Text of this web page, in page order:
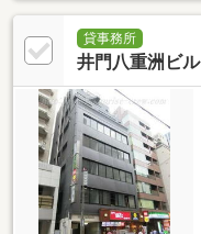
貸事務所
井門八重洲ビル